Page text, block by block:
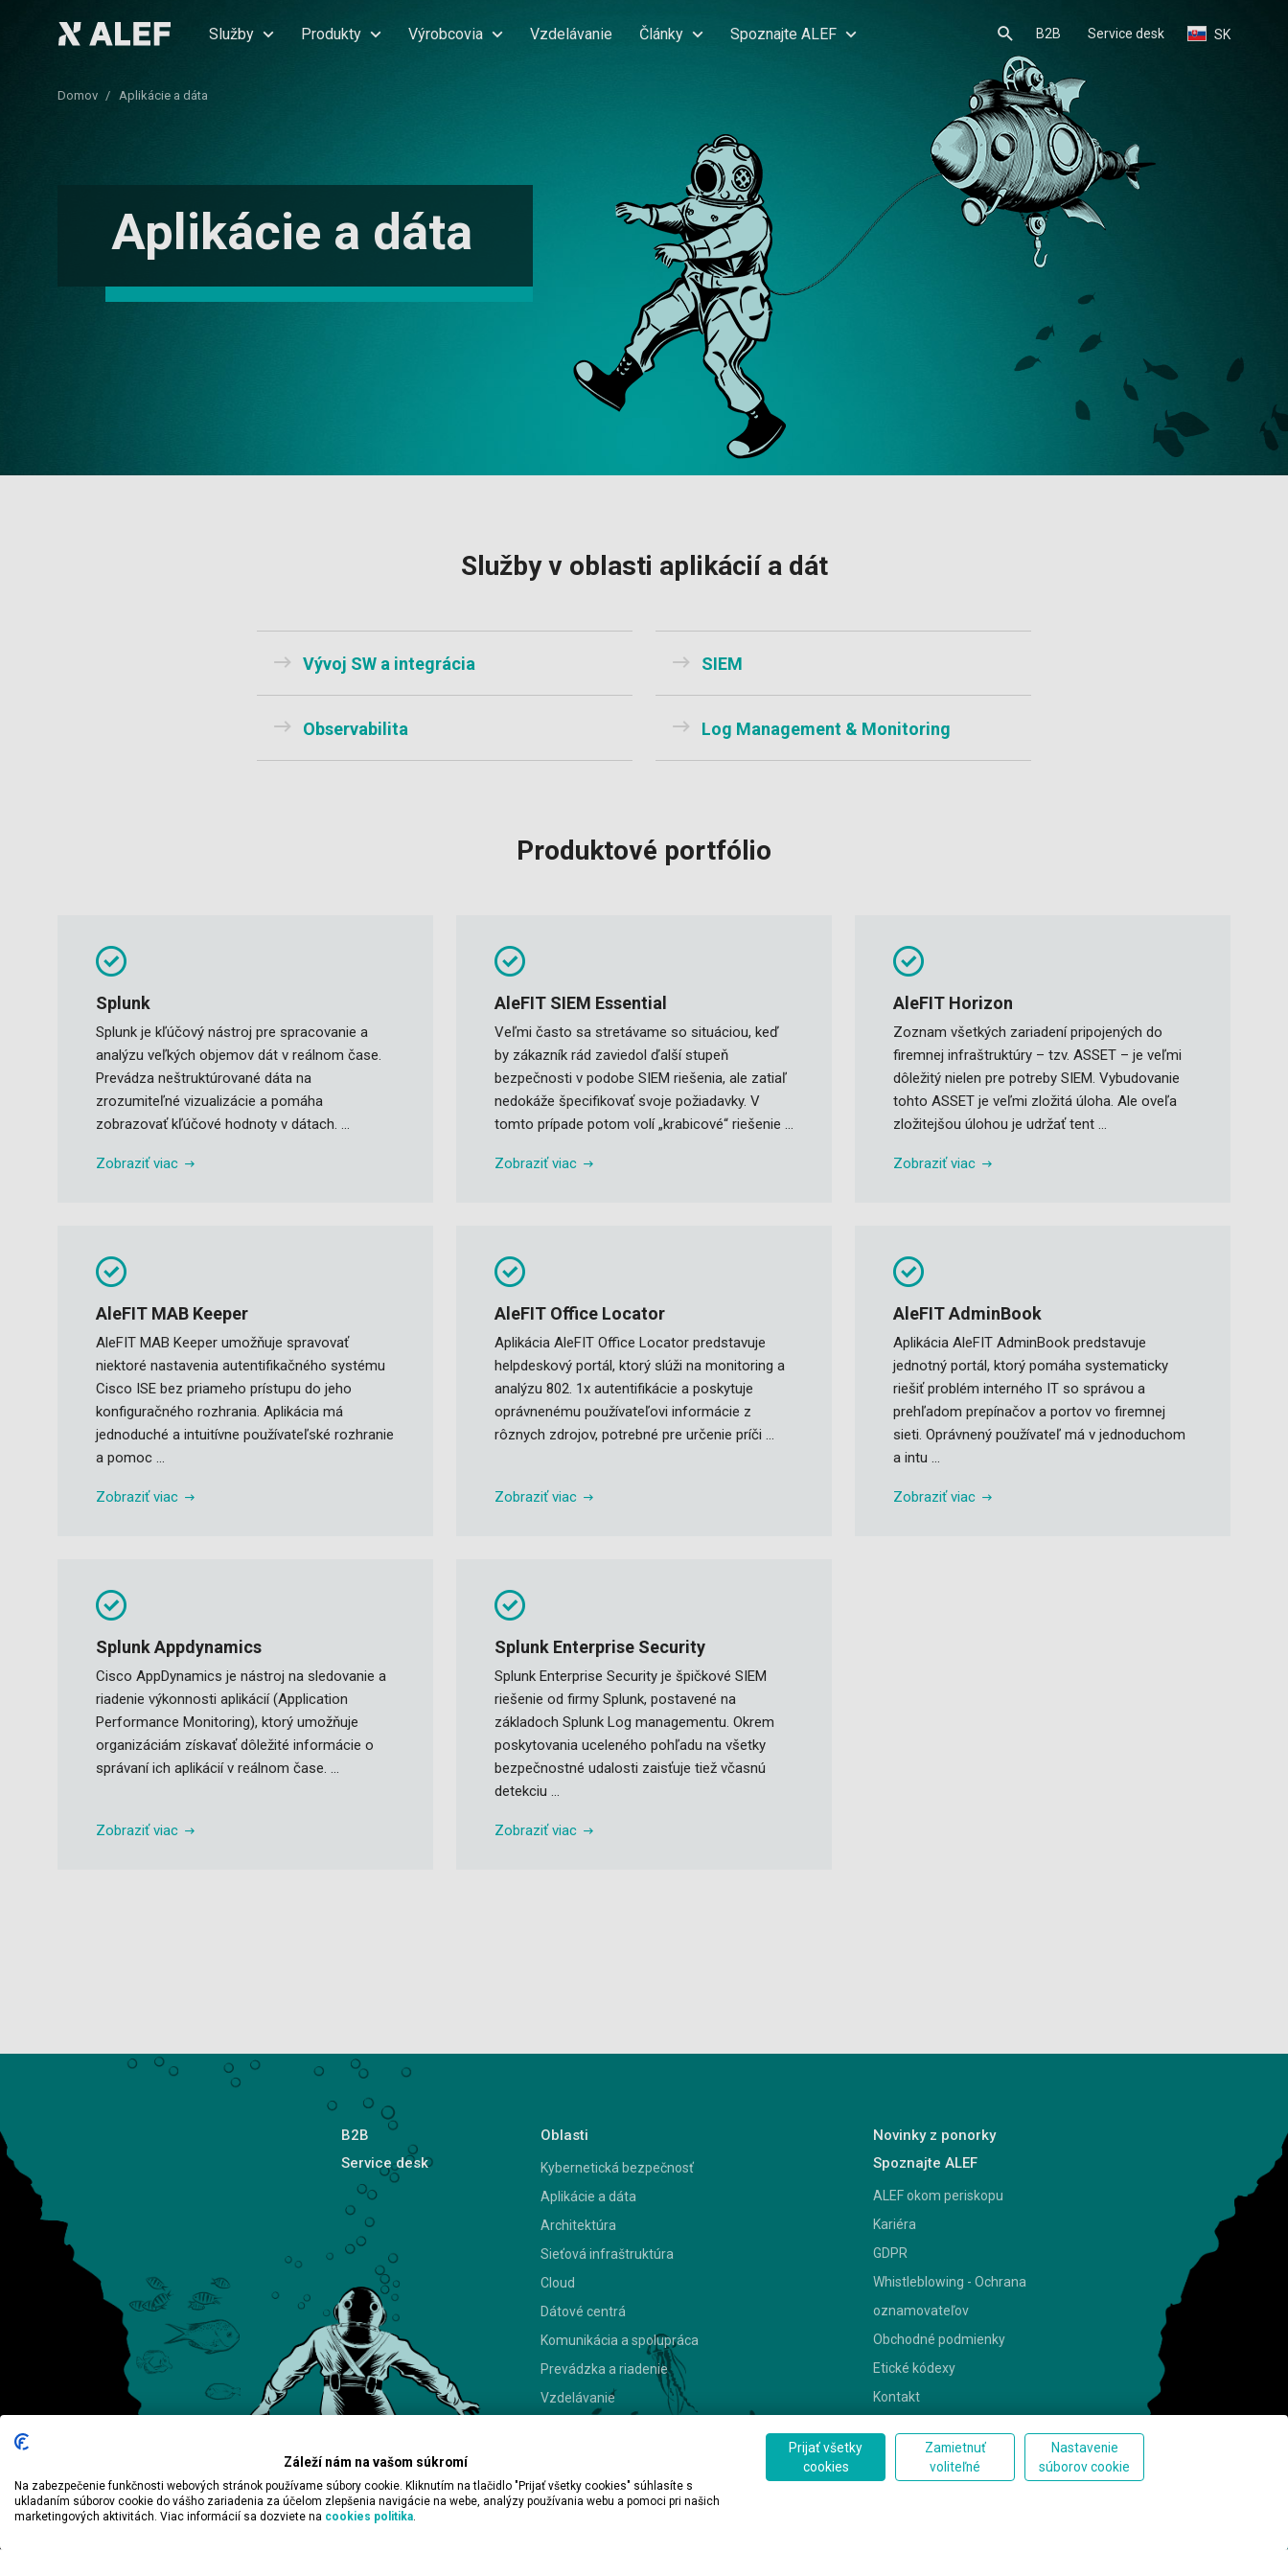
Služby Produkty Výrobcovia Vzdelávanie Články Spoznajte ALEF B2B Service desk SK
Domov Aplikácie a dáta
Aplikácie a dáta
Služby v oblasti aplikácií a dát
Vývoj SW a integrácia SIEM
Observabilita Log Management & Monitoring
Produktové portfólio
Splunk
Splunk je kľúčový nástroj pre spracovanie a
analýzu veľkých objemov dát v reálnom čase.
Prevádza neštruktúrované dáta na
zrozumiteľné vizualizácie a pomáha
zobrazovať kľúčové hodnoty v dátach. ...
Zobraziť viac
AleFIT SIEM Essential
Veľmi často sa stretávame so situáciou, keď
by zákazník rád zaviedol ďalší stupeň
bezpečnosti v podobe SIEM riešenia, ale zatiaľ
nedokáže špecifikovať svoje požiadavky. V
tomto prípade potom volí „krabicové“ riešenie ...
Zobraziť viac
AleFIT Horizon
Zoznam všetkých zariadení pripojených do
firemnej infraštruktúry – tzv. ASSET – je veľmi
dôležitý nielen pre potreby SIEM. Vybudovanie
tohto ASSET je veľmi zložitá úloha. Ale oveľa
zložitejšou úlohou je udržať tent ...
Zobraziť viac
AleFIT MAB Keeper
AleFIT MAB Keeper umožňuje spravovať
niektoré nastavenia autentifikačného systému
Cisco ISE bez priameho prístupu do jeho
konfiguračného rozhrania. Aplikácia má
jednoduché a intuitívne používateľské rozhranie
a pomoc ...
Zobraziť viac
AleFIT Office Locator
Aplikácia AleFIT Office Locator predstavuje
helpdeskový portál, ktorý slúži na monitoring a
analýzu 802. 1x autentifikácie a poskytuje
oprávnenému používateľovi informácie z
rôznych zdrojov, potrebné pre určenie príči ...
Zobraziť viac
AleFIT AdminBook
Aplikácia AleFIT AdminBook predstavuje
jednotný portál, ktorý pomáha systematicky
riešiť problém interného IT so správou a
prehľadom prepínačov a portov vo firemnej
sieti. Oprávnený používateľ má v jednoduchom
a intu ...
Zobraziť viac
Splunk Appdynamics
Cisco AppDynamics je nástroj na sledovanie a
riadenie výkonnosti aplikácií (Application
Performance Monitoring), ktorý umožňuje
organizáciám získavať dôležité informácie o
správaní ich aplikácií v reálnom čase. ...
Zobraziť viac
Splunk Enterprise Security
Splunk Enterprise Security je špičkové SIEM
riešenie od firmy Splunk, postavené na
základoch Splunk Log managementu. Okrem
poskytovania uceleného pohľadu na všetky
bezpečnostné udalosti zaisťuje tiež včasnú
detekciu ...
Zobraziť viac
B2B
Service desk
Oblasti
Kybernetická bezpečnosť
Aplikácie a dáta
Architektúra
Sieťová infraštruktúra
Cloud
Dátové centrá
Komunikácia a spolupráca
Prevádzka a riadenie
Vzdelávanie
Novinky z ponorky
Spoznajte ALEF
ALEF okom periskopu
Kariéra
GDPR
Whistleblowing - Ochrana
oznamovateľov
Obchodné podmienky
Etické kódexy
Kontakt
Záleží nám na vašom súkromí
Na zabezpečenie funkčnosti webových stránok používame súbory cookie. Kliknutím na tlačidlo "Prijať všetky cookies" súhlasíte s
ukladaním súborov cookie do vášho zariadenia za účelom zlepšenia navigácie na webe, analýzy používania webu a pomoci pri našich
marketingových aktivitách. Viac informácií sa dozviete na cookies politika.
Prijať všetky
cookies
Zamietnuť
voliteľné
Nastavenie
súborov cookie